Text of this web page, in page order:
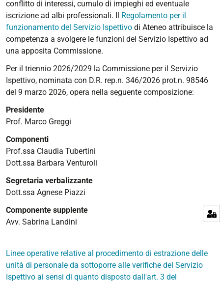
conflitto di interessi, cumulo di impieghi ed eventuale
iscrizione ad albi professionali. Il Regolamento per il
funzionamento del Servizio Ispettivo di Ateneo attribuisce la
competenza a svolgere le funzioni del Servizio Ispettivo ad
una apposita Commissione.
Per il triennio 2026/2029 la Commissione per il Servizio
Ispettivo, nominata con D.R. rep.n. 346/2026 prot.n. 98546
del 9 marzo 2026, opera nella seguente composizione:
Presidente
Prof. Marco Greggi
Componenti
Prof.ssa Claudia Tubertini
Dott.ssa Barbara Venturoli
Segretaria verbalizzante
Dott.ssa Agnese Piazzi
Componente supplente
Avv. Sabrina Landini
Linee operative relative al procedimento di estrazione delle
unità di personale da sottoporre alle verifiche del Servizio
Ispettivo ai sensi di quanto disposto dall'art. 3 del